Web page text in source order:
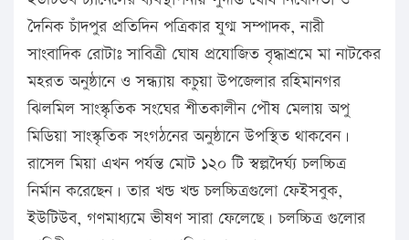
দৈনিক চাঁদপুর প্রতিদিন পত্রিকার যুগ্ম সম্পাদক, নারী
সাংবাদিক রোটাঃ সাবিত্রী ঘোষ প্রযোজিত বৃদ্ধাশ্রমে মা নাটকের
মহরত অনুষ্ঠানে ও সন্ধ্যায় কচুয়া উপজেলার রহিমানগর
ঝিলমিল সাংস্কৃতিক সংঘের শীতকালীন পৌষ মেলায় অপু
মিডিয়া সাংস্কৃতিক সংগঠনের অনুষ্ঠানে উপস্থিত থাকবেন।
রাসেল মিয়া এখন পর্যন্ত মোট ১২০ টি স্বল্পদৈর্ঘ্য চলচ্চিত্র
নির্মান করেছেন। তার খন্ড খন্ড চলচ্চিত্রগুলো ফেইসবুক,
ইউটিউব, গণমাধ্যমে ভীষণ সারা ফেলেছে। চলচ্চিত্র গুলোর